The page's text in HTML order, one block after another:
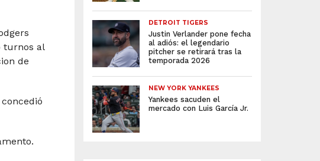
turnos al
de
DETROIT TIGERS
Justin Verlander pone fecha
al adiós: el legendario
pitcher se retirará tras la
temporada 2026
NEW YORK YANKEES
Yankees sacuden el
mercado con Luis García Jr.